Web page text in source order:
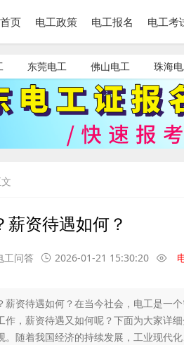
首页 电工政策 电工报名 电工考
东莞电工 佛山电工 珠海
资待遇如何？
工问答 2026-01-21 15:30:20
薪资待遇如何？在当今社会，电工是一
作，薪资待遇又如何呢？下面为大家详
。随着我国经济的持续发展，工业现代